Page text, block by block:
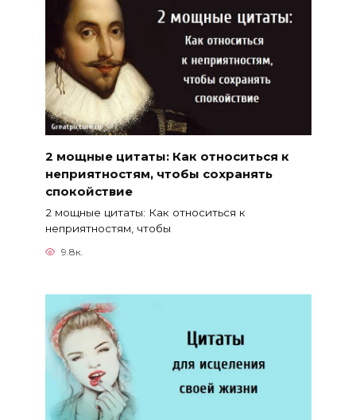
2 мощные цитаты: Как относиться к
неприятностям, чтобы сохранять
спокойствие
2 мощные цитаты: Как относиться к
неприятностям, чтобы
9.8к.